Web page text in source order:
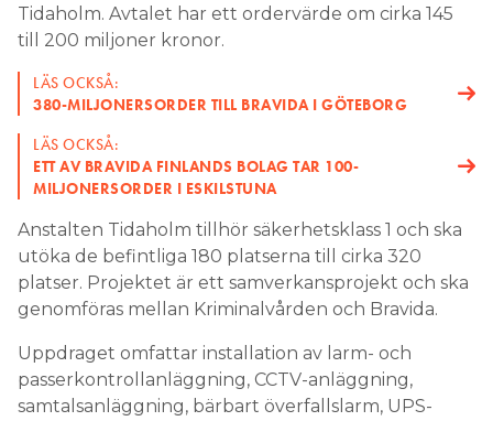
Tidaholm. Avtalet har ett ordervärde om cirka 145
till 200 miljoner kronor.
LÄS OCKSÅ:
380-MILJONERSORDER TILL BRAVIDA I GÖTEBORG
LÄS OCKSÅ:
ETT AV BRAVIDA FINLANDS BOLAG TAR 100-
MILJONERSORDER I ESKILSTUNA
Anstalten Tidaholm tillhör säkerhetsklass 1 och ska
utöka de befintliga 180 platserna till cirka 320
platser. Projektet är ett samverkansprojekt och ska
genomföras mellan Kriminalvården och Bravida.
Uppdraget omfattar installation av larm- och
passerkontrollanläggning, CCTV-anläggning,
samtalsanläggning, bärbart överfallslarm, UPS-